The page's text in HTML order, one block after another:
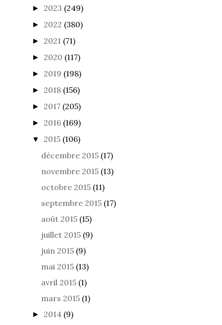
► 2023 (249)
► 2022 (380)
► 2021 (71)
► 2020 (117)
► 2019 (198)
► 2018 (156)
► 2017 (205)
► 2016 (169)
▼ 2015 (106)
décembre 2015 (17)
novembre 2015 (13)
octobre 2015 (11)
septembre 2015 (17)
août 2015 (15)
juillet 2015 (9)
juin 2015 (9)
mai 2015 (13)
avril 2015 (1)
mars 2015 (1)
► 2014 (9)